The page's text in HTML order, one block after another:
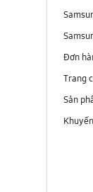
Đơn
Trang
Sản